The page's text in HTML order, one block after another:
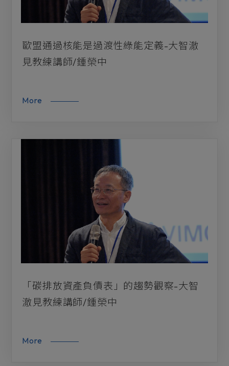
歐盟通過核能是過渡性綠能定義-大智澈
見教練講師/鍾榮中
More
「碳排放資產負債表」的趨勢觀察-大智
澈見教練講師/鍾榮中
More